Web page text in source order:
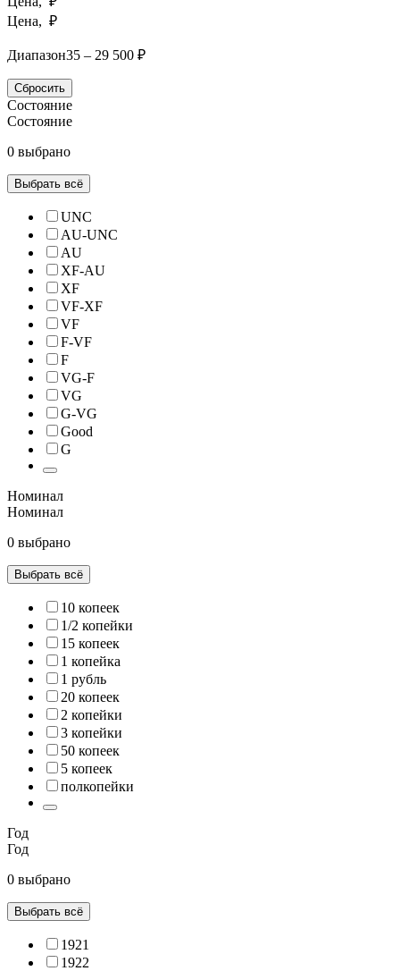
Цена, ₽
Диапазон35 – 29 500 ₽
Сбросить
Состояние
Состояние
0 выбрано
Выбрать всё
UNC
AU-UNC
AU
XF-AU
XF
VF-XF
VF
F-VF
F
VG-F
VG
G-VG
Good
G
Номинал
Номинал
0 выбрано
Выбрать всё
10 копеек
1/2 копейки
15 копеек
1 копейка
1 рубль
20 копеек
2 копейки
3 копейки
50 копеек
5 копеек
полкопейки
Год
Год
0 выбрано
Выбрать всё
1921
1922